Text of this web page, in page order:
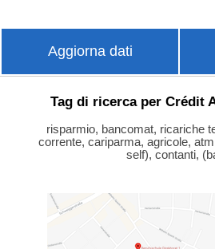
Aggiorna dati
Tag di ricerca per Crédit
risparmio, bancomat, ricariche
corrente, cariparma, agricole,
self), contanti,